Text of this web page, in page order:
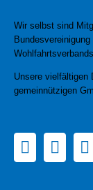
Wir selbst sind
Wohlfahrtsverbands.
Unsere vielfältigen
gemeinnützigen